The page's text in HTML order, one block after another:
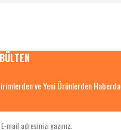
ve Yeni Ürünlerden